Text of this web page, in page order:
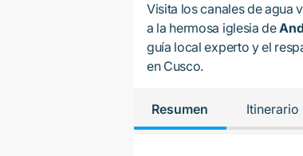
Visita los canales de agua
a la hermosa iglesia de
guía local experto y el
en Cusco.
Resumen Itinerario